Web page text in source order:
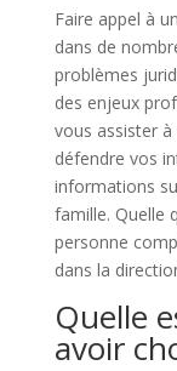
Faire appel à
dans de
problèmes
des enjeux
vous assister
défendre vos
informations
famille. Quelle
personne
dans la
Quelle
avoir